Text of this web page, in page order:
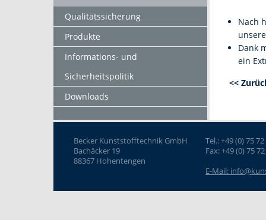
Qualitätssicherung
Produkte
Informations- und
Sicherheitspolitik
Downloads
Nach
Dank
ein
<<
Becker Kunststofftechnik GmbH
Bachäcker 19
88367 Hohentengen
Tel.: +49 (0) 75
Fax: +49 (0) 75
E-Mail: